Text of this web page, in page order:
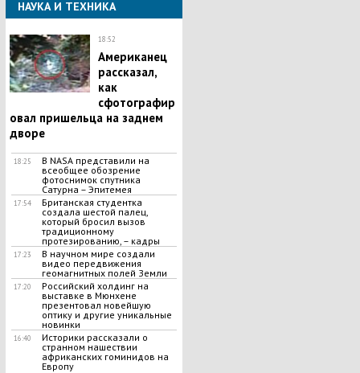
НАУКА И ТЕХНИКА
18:52
Американец
рассказал,
как
сфотографир
овал пришельца на заднем
дворе
18:25
В NASA представили на
всеобщее обозрение
фотоснимок спутника
Сатурна – Эпитемея
17:54
Британская студентка
создала шестой палец,
который бросил вызов
традиционному
протезированию, – кадры
17:23
В научном мире создали
видео передвижения
геомагнитных полей Земли
17:20
Российский холдинг на
выставке в Мюнхене
презентовал новейшую
оптику и другие уникальные
новинки
16:40
Историки рассказали о
странном нашествии
африканских гоминидов на
Европу